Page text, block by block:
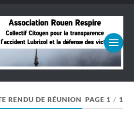
RENDU DE RÉUNION PAGE 1 / 1